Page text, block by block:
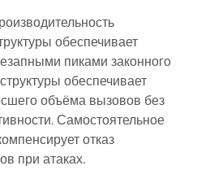
обеспечивает
пиками законного
обеспечивает
объёма вызовов без
Самостоятельное
отказ
при атаках.